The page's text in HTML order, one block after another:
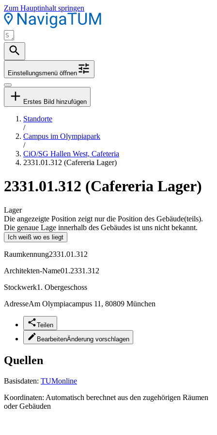
Zum Hauptinhalt springen
Einstellungsmenü öffnen
Erstes Bild hinzufügen
Standorte
/
Campus im Olympiapark
/
CiO/SG Hallen West, Cafeteria
2331.01.312 (Cafereria Lager)
2331.01.312 (Cafereria Lager)
Lager
Die angezeigte Position zeigt nur die Position des Gebäude(teils).
Die genaue Lage innerhalb des Gebäudes ist uns nicht bekannt.
Ich weiß wo es liegt
Raumkennung2331.01.312
Architekten-Name01.2331.312
Stockwerk1. Obergeschoss
AdresseAm Olympiacampus 11, 80809 München
Teilen
BearbeitenÄnderung vorschlagen
Quellen
Basisdaten: TUMonline
Koordinaten: Automatisch berechnet aus den zugehörigen Räumen
oder Gebäuden